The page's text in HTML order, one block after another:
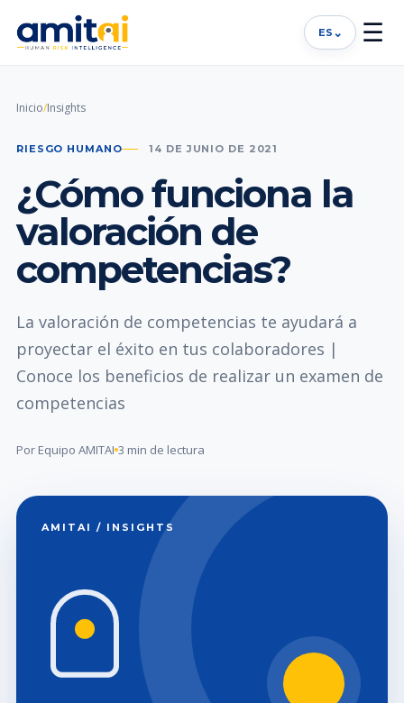
ES ⌄ ☰
Inicio/Insights
RIESGO HUMANO 14 DE JUNIO DE 2021
¿Cómo funciona la
valoración de
competencias?
La valoración de competencias te ayudará a
proyectar el éxito en tus colaboradores |
Conoce los beneficios de realizar un examen de
competencias
Por Equipo AMITAI 3 min de lectura
AMITAI / INSIGHTS